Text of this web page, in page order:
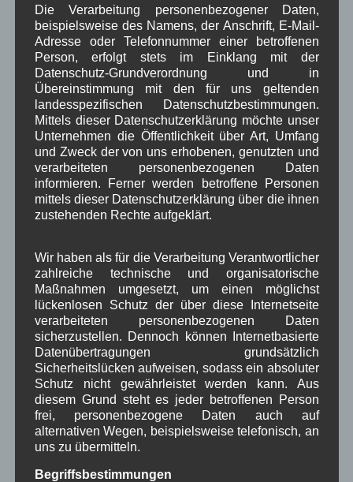
der Tagesordnungspunkte von
Gemeinderatssitzungen auf Woiga.de die
personenbezogenen Bauherrendaten anonymisiert.
Wir nennen weder Vor- noch Nachnamen. Damit
halten wir uns an die Auffassung des
Bayerischen
Landesbeauftragten für den Datenschutzund die
desBayerischen Gemeindetages.
Die Veröffentlichung der Bauherrendaten mit
Vor- und Nachnamen auf Facebook, so einen
Irrsinn gibt es auf Woiga.de nicht.
Zu schützen sind diePersonenbezogenen Daten
des Bauherren, nicht die des Grundstücks
unserer Karten und Flurnummern.
Gerne nehmen wir ihre Rückmeldung zu unserer
Arbeit auf Woiga.de entgegen, persönlich oder
Mail. Antworten auf Fragen oder Anregungen sind
selbstverständlich.Batzige unverschämte
Antworten auf sachliche Fragen gibt es auf
Woiga.de nicht.
WBE
Die Verarbeitung personenbezogener Daten,
beispielsweise des Namens, der Anschrift, E-Mail-
Adresse oder Telefonnummer einer betroffenen
Person, erfolgt stets im Einklang mit der
Datenschutz-Grundverordnung und in
Übereinstimmung mit den für uns geltenden
landesspezifischen Datenschutzbestimmungen.
Mittels dieser Datenschutzerklärung möchte unser
Unternehmen die Öffentlichkeit über Art, Umfang
und Zweck der von uns erhobenen, genutzten und
verarbeiteten personenbezogenen Daten
informieren. Ferner werden betroffene Personen
mittels dieser Datenschutzerklärung über die ihnen
zustehenden Rechte aufgeklärt.
Wir haben als für die Verarbeitung Verantwortlicher
zahlreiche technische und organisatorische
Maßnahmen umgesetzt, um einen möglichst
lückenlosen Schutz der über diese Internetseite
verarbeiteten personenbezogenen Daten
sicherzustellen. Dennoch können Internetbasierte
Datenübertragungen grundsätzlich
Sicherheitslücken aufweisen, sodass ein absoluter
Schutz nicht gewährleistet werden kann. Aus
diesem Grund steht es jeder betroffenen Person
frei, personenbezogene Daten auch auf
alternativen Wegen, beispielsweise telefonisch, an
uns zu übermitteln.
Begriffsbestimmungen